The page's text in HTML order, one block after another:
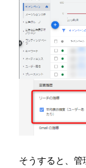
そうすると、